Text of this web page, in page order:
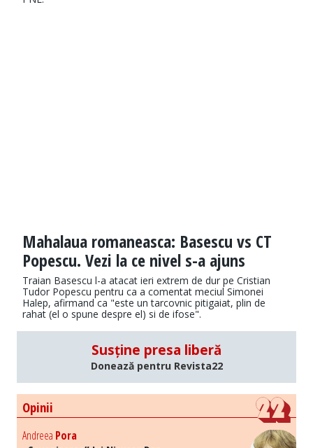
Mahalaua romaneasca: Basescu vs CT
Popescu. Vezi la ce nivel s-a ajuns
Traian Basescu l-a atacat ieri extrem de dur pe Cristian
Tudor Popescu pentru ca a comentat meciul Simonei
Halep, afirmand ca "este un tarcovnic pitigaiat, plin de
rahat (el o spune despre el) si de ifose".
Susține presa liberă
Donează pentru Revista22
Opinii
Andreea Pora